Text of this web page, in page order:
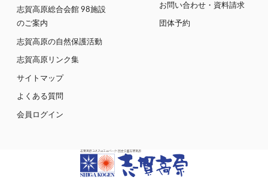
志賀高原総合会館 98施設
のご案内
志賀高原の自然保護活動
志賀高原リンク集
サイトマップ
よくある質問
会員ログイン
お問い合わせ・資料請求
団体予約